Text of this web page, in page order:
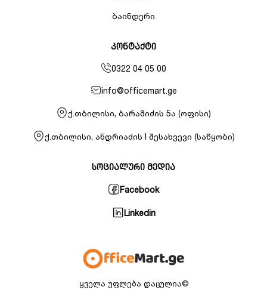
ყველა უფლება დაცულია©
ბაინდერი
კონტაქტი
0322 04 05 00
info@officemart.ge
ქ.თბილისი, ბარამიძის 5ა (ოფისი)
ქ.თბილისი, ანდრიაძის I შესახვევი (საწყობი)
სოციალური მედია
Facebook
Linkedin